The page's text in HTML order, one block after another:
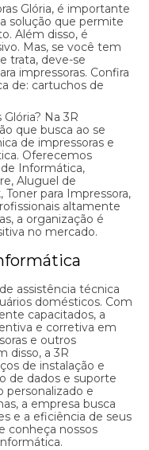
Glória, é importante
solução que permite
Além disso, é
Mas, se você tem
trata, deve-se
impressoras. Confira
de: cartuchos de
Na 3R
que busca ao se
de impressoras e
Oferecemos
Informática,
Aluguel de
para Impressora,
altamente
a organização é
no mercado.
assistência técnica
domésticos. Com
capacitados, a
e corretiva em
e outros
disso, a 3R
de instalação e
de dados e suporte
e
a empresa busca
e a eficiência de seus
conheça nossos